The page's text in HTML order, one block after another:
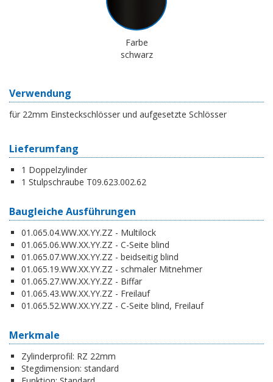
Farbe
schwarz
Verwendung
für 22mm Einsteckschlösser und aufgesetzte Schlösser
Lieferumfang
1 Doppelzylinder
1 Stulpschraube T09.623.002.62
Baugleiche Ausführungen
01.065.04.WW.XX.YY.ZZ - Multilock
01.065.06.WW.XX.YY.ZZ - C-Seite blind
01.065.07.WW.XX.YY.ZZ - beidseitig blind
01.065.19.WW.XX.YY.ZZ - schmaler Mitnehmer
01.065.27.WW.XX.YY.ZZ - Biffar
01.065.43.WW.XX.YY.ZZ - Freilauf
01.065.52.WW.XX.YY.ZZ - C-Seite blind, Freilauf
Merkmale
Zylinderprofil: RZ 22mm
Stegdimension: standard